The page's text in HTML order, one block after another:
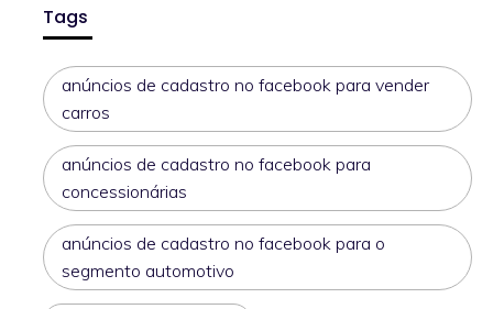
Tags
anúncios de cadastro no facebook para vender
carros
anúncios de cadastro no facebook para
concessionárias
anúncios de cadastro no facebook para o
segmento automotivo